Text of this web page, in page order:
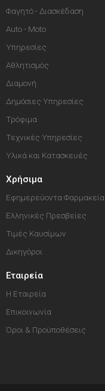
Φαγητό - Διασκέδαση
Auto - Moto
Υπηρεσίες
Αθλητισμός
Διαμονή
Δημόσιες Υπηρεσίες
Τρόφιμα
Τεχνικές Υπηρεσίες
Υλικά και Κατασκευές
Χρήσιμα
Εφημερεύοντα Φαρμακεία
Ελληνικές Πρεσβείες
Τιμές Καυσίμων
Δικηγόροι
Εταιρεία
Η Εταιρεία
Επικοινωνία
Όροι & Προϋποθέσεις